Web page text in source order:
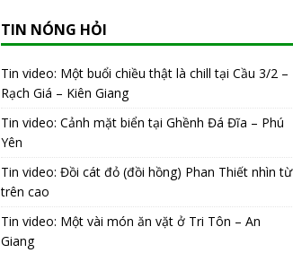
TIN NÓNG HỎI
Tin video: Một buổi chiều thật là chill tại Cầu 3/2 –
Rạch Giá – Kiên Giang
Tin video: Cảnh mặt biển tại Ghềnh Đá Đĩa – Phú
Yên
Tin video: Đồi cát đỏ (đồi hồng) Phan Thiết nhìn từ
trên cao
Tin video: Một vài món ăn vặt ở Tri Tôn – An
Giang